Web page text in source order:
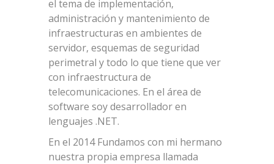
el tema de implementación,
administración y mantenimiento de
infraestructuras en ambientes de
servidor, esquemas de seguridad
perimetral y todo lo que tiene que ver
con infraestructura de
telecomunicaciones. En el área de
software soy desarrollador en
lenguajes .NET.
En el 2014 Fundamos con mi hermano
nuestra propia empresa llamada